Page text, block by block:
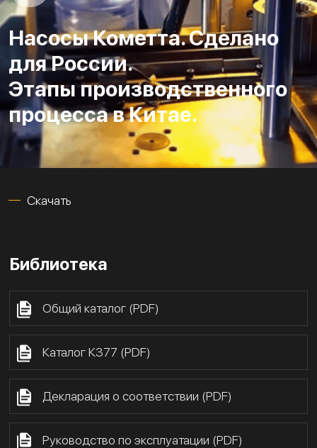
Насосы Кометта. Сделано
для России.
Этапы производственного
процесса в Китае.
Скачать
Библиотека
Общий каталог (PDF)
Каталог К377 (PDF)
Декларация о соответствии (PDF)
Руководство по эксплуатации (PDF)